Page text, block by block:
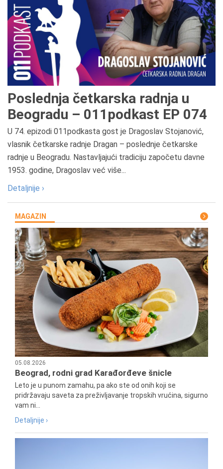
Poslednja četkarska radnja u
Beogradu – 011podkast EP 074
U 74. epizodi 011podkasta gost je Dragoslav Stojanović,
vlasnik četkarske radnje Dragan – poslednje četkarske
radnje u Beogradu. Nastavljajući tradiciju započetu davne
1953. godine, Dragoslav već više...
Detaljnije ›
MAGAZIN
05.08.2026
Beograd, rodni grad Karađorđeve šnicle
Leto je u punom zamahu, pa ako ste od onih koji se
pridržavaju saveta za preživljavanje tropskih vrućina, sigurno
vam ni...
Detaljnije ›